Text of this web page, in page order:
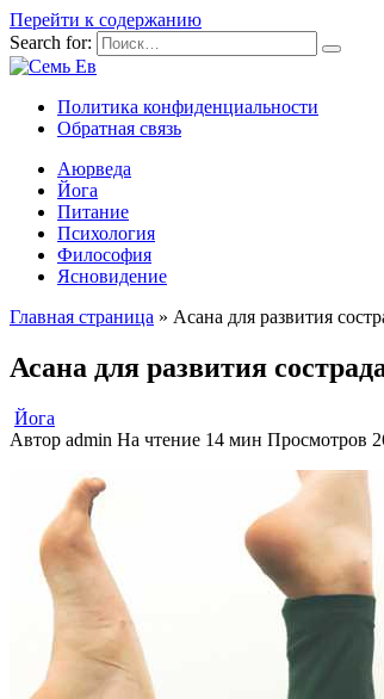
Перейти к содержанию
Search for:
Политика конфиденциальности
Обратная связь
Аюрведа
Йога
Питание
Психология
Философия
Ясновидение
Главная страница » Асана для развития
Асана для развития
Йога
Автор admin На чтение 14 мин Просмотров